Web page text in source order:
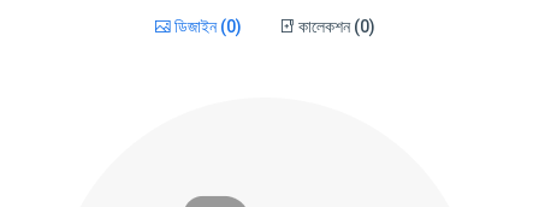
ডিজাইন (0) কালেকশন (0)